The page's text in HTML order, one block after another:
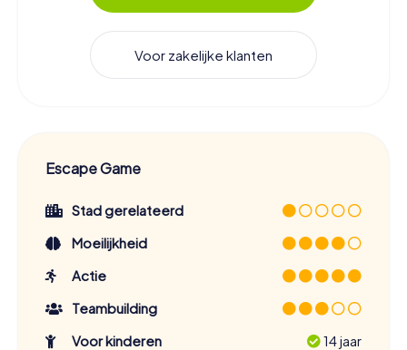
Voor zakelijke klanten
Escape Game
Stad gerelateerd
Moeilijkheid
Actie
Teambuilding
Voor kinderen
14 jaar